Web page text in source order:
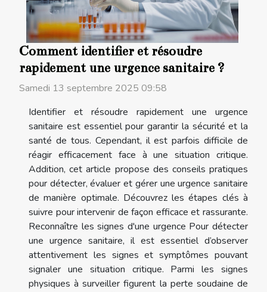
Comment identifier et résoudre
rapidement une urgence sanitaire ?
Samedi 13 septembre 2025 09:58
Identifier et résoudre rapidement une urgence
sanitaire est essentiel pour garantir la sécurité et la
santé de tous. Cependant, il est parfois difficile de
réagir efficacement face à une situation critique.
Addition, cet article propose des conseils pratiques
pour détecter, évaluer et gérer une urgence sanitaire
de manière optimale. Découvrez les étapes clés à
suivre pour intervenir de façon efficace et rassurante.
Reconnaître les signes d'une urgence Pour détecter
une urgence sanitaire, il est essentiel d’observer
attentivement les signes et symptômes pouvant
signaler une situation critique. Parmi les signes
physiques à surveiller figurent la perte soudaine de